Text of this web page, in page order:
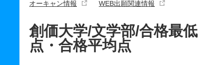
オーキャン情報 WEB出願関連情報
創価大学/文学部/合格最低
点・合格平均点